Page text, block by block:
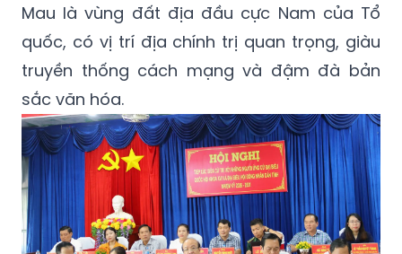
Mau là vùng đất địa đầu cực Nam của Tổ
quốc, có vị trí địa chính trị quan trọng, giàu
truyền thống cách mạng và đậm đà bản
sắc văn hóa.